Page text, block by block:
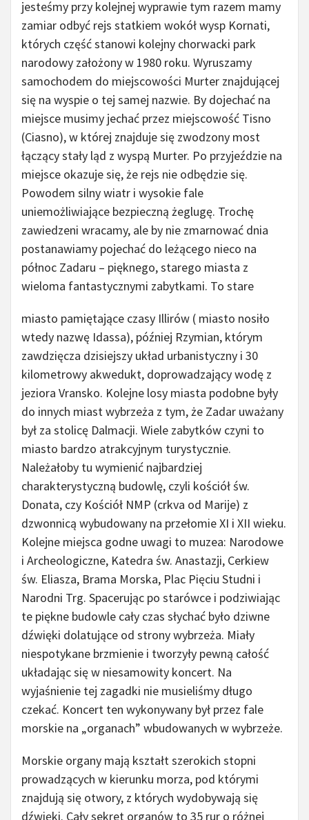
jesteśmy przy kolejnej wyprawie tym razem mamy
zamiar odbyć rejs statkiem wokół wysp Kornati,
których część stanowi kolejny chorwacki park
narodowy założony w 1980 roku. Wyruszamy
samochodem do miejscowości Murter znajdującej
się na wyspie o tej samej nazwie. By dojechać na
miejsce musimy jechać przez miejscowość Tisno
(Ciasno), w której znajduje się zwodzony most
łączący stały ląd z wyspą Murter. Po przyjeździe na
miejsce okazuje się, że rejs nie odbędzie się.
Powodem silny wiatr i wysokie fale
uniemożliwiające bezpieczną żeglugę. Trochę
zawiedzeni wracamy, ale by nie zmarnować dnia
postanawiamy pojechać do leżącego nieco na
północ Zadaru – pięknego, starego miasta z
wieloma fantastycznymi zabytkami. To stare
miasto pamiętające czasy Illirów ( miasto nosiło
wtedy nazwę Idassa), później Rzymian, którym
zawdzięcza dzisiejszy układ urbanistyczny i 30
kilometrowy akwedukt, doprowadzający wodę z
jeziora Vransko. Kolejne losy miasta podobne były
do innych miast wybrzeża z tym, że Zadar uważany
był za stolicę Dalmacji. Wiele zabytków czyni to
miasto bardzo atrakcyjnym turystycznie.
Należałoby tu wymienić najbardziej
charakterystyczną budowlę, czyli kościół św.
Donata, czy Kościół NMP (crkva od Marije) z
dzwonnicą wybudowany na przełomie XI i XII wieku.
Kolejne miejsca godne uwagi to muzea: Narodowe
i Archeologiczne, Katedra św. Anastazji, Cerkiew
św. Eliasza, Brama Morska, Plac Pięciu Studni i
Narodni Trg. Spacerując po starówce i podziwiając
te piękne budowle cały czas słychać było dziwne
dźwięki dolatujące od strony wybrzeża. Miały
niespotykane brzmienie i tworzyły pewną całość
układając się w niesamowity koncert. Na
wyjaśnienie tej zagadki nie musieliśmy długo
czekać. Koncert ten wykonywany był przez fale
morskie na „organach” wbudowanych w wybrzeże.
Morskie organy mają kształt szerokich stopni
prowadzących w kierunku morza, pod którymi
znajdują się otwory, z których wydobywają się
dźwięki. Cały sekret organów to 35 rur o różnej